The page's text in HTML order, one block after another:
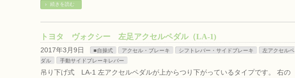
続きを読む
トヨタ ヴォクシー 左足アクセルペダル（LA-1)
2017年3月9日 ■自操式 アクセル・ブレーキ シフトレバー・サイドブレーキ
左アクセルペ
ダル
手動サイドブレーキレバー
吊り下げ式 LA-1 左アクセルペダルが上からつり下がっているタイプです。 右の